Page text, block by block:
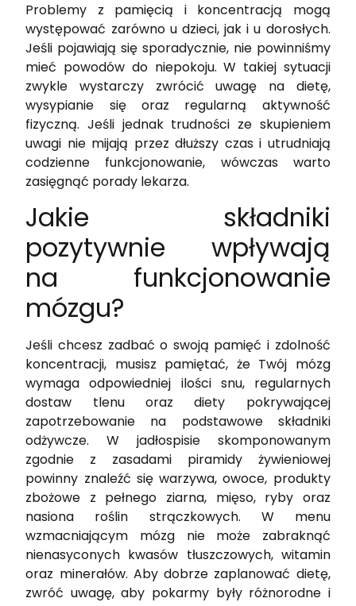
Problemy z pamięcią i koncentracją mogą
występować zarówno u dzieci, jak i u dorosłych.
Jeśli pojawiają się sporadycznie, nie powinniśmy
mieć powodów do niepokoju. W takiej sytuacji
zwykle wystarczy zwrócić uwagę na dietę,
wysypianie się oraz regularną aktywność
fizyczną. Jeśli jednak trudności ze skupieniem
uwagi nie mijają przez dłuższy czas i utrudniają
codzienne funkcjonowanie, wówczas warto
zasięgnąć porady lekarza.
Jakie składniki
pozytywnie wpływają
na funkcjonowanie
mózgu?
Jeśli chcesz zadbać o swoją pamięć i zdolność
koncentracji, musisz pamiętać, że Twój mózg
wymaga odpowiedniej ilości snu, regularnych
dostaw tlenu oraz diety pokrywającej
zapotrzebowanie na podstawowe składniki
odżywcze. W jadłospisie skomponowanym
zgodnie z zasadami piramidy żywieniowej
powinny znaleźć się warzywa, owoce, produkty
zbożowe z pełnego ziarna, mięso, ryby oraz
nasiona roślin strączkowych. W menu
wzmacniającym mózg nie może zabraknąć
nienasyconych kwasów tłuszczowych, witamin
oraz minerałów. Aby dobrze zaplanować dietę,
zwróć uwagę, aby pokarmy były różnorodne i